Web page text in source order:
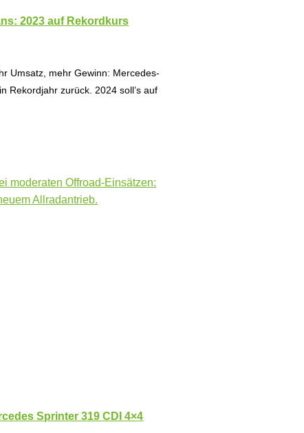
2023 auf Rekordkurs
Umsatz, mehr Gewinn: Mercedes-
Rekordjahr zurück. 2024 soll’s auf
Sprinter 319 CDI 4×4